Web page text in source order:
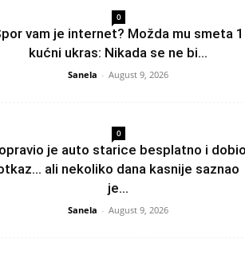
0
vam je internet? Možda mu smeta 1
kućni ukras: Nikada se ne bi...
Sanela - August 9, 2026
0
je auto starice besplatno i dobio
ali nekoliko dana kasnije saznao
je...
Sanela - August 9, 2026